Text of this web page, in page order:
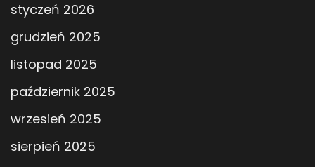
styczeń 2026
grudzień 2025
listopad 2025
październik 2025
wrzesień 2025
sierpień 2025